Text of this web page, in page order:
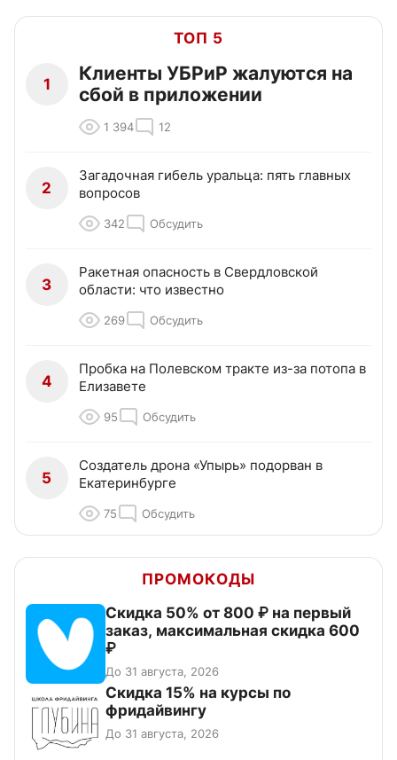
ТОП 5
1
Клиенты УБРиР жалуются на
сбой в приложении
1 394 12
2
Загадочная гибель уральца: пять главных
вопросов
342 Обсудить
3
Ракетная опасность в Свердловской
области: что известно
269 Обсудить
4
Пробка на Полевском тракте из-за потопа в
Елизавете
95 Обсудить
5
Создатель дрона «Упырь» подорван в
Екатеринбурге
75 Обсудить
ПРОМОКОДЫ
Скидка 50% от 800 ₽ на первый
заказ, максимальная скидка 600
₽
До 31 августа, 2026
Скидка 15% на курсы по
фридайвингу
До 31 августа, 2026